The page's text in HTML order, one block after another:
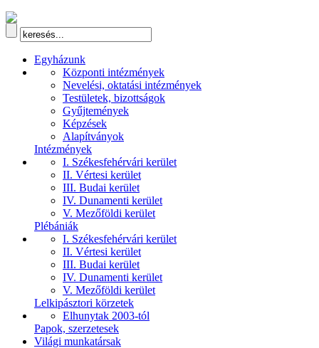
Egyházunk
Központi intézmények
Nevelési, oktatási intézmények
Testületek, bizottságok
Gyűjtemények
Képzések
Alapítványok
Intézmények
I. Székesfehérvári kerület
II. Vértesi kerület
III. Budai kerület
IV. Dunamenti kerület
V. Mezőföldi kerület
Plébániák
I. Székesfehérvári kerület
II. Vértesi kerület
III. Budai kerület
IV. Dunamenti kerület
V. Mezőföldi kerület
Lelkipásztori körzetek
Elhunytak 2003-tól
Papok, szerzetesek
Világi munkatársak